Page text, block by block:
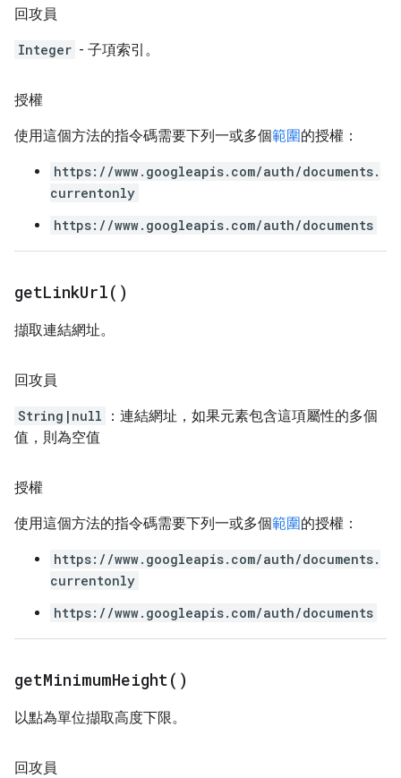
回攻員
Integer - 子項索引。
授權
使用這個方法的指令碼需要下列一或多個範圍的授權：
https://www.googleapis.com/auth/documents.
currentonly
https://www.googleapis.com/auth/documents
getLinkUrl( )
擷取連結網址。
回攻員
String|null
：連結網址，如果元素包含這項屬性的多個
值，則為空值
授權
使用這個方法的指令碼需要下列一或多個範圍的授權：
https://www.googleapis.com/auth/documents.
currentonly
https://www.googleapis.com/auth/documents
getMinimumHeight( )
以點為單位擷取高度下限。
回攻員